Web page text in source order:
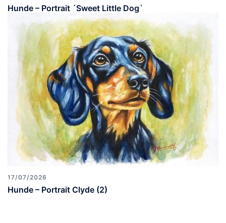
Hunde – Portrait ´Sweet Little Dog`
17/07/2026
Hunde – Portrait Clyde (2)